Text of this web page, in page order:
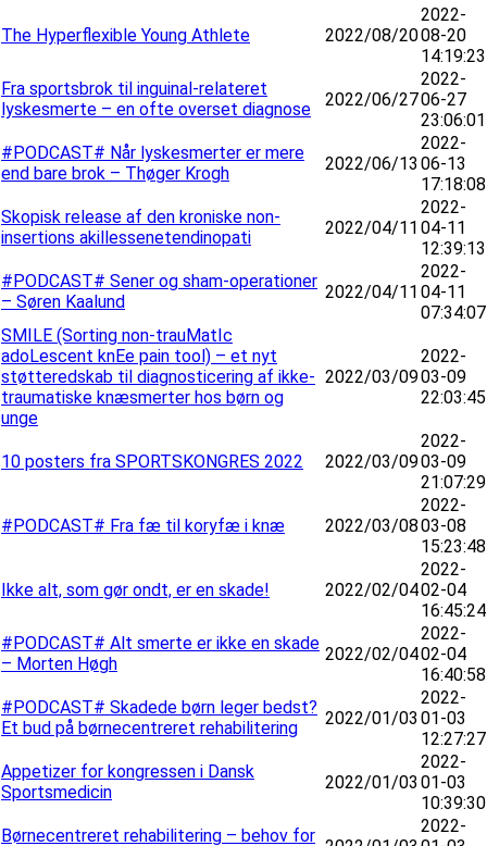
The Hyperflexible Young Athlete 2022/08/20
2022-
08-20
14:19:23
Fra sportsbrok til inguinal-relateret
lyskesmerte – en ofte overset diagnose
2022/06/27
2022-
06-27
23:06:01
#PODCAST# Når lyskesmerter er mere
end bare brok – Thøger Krogh
2022/06/13
2022-
06-13
17:18:08
Skopisk release af den kroniske non-
insertions akillessenetendinopati
2022/04/11
2022-
04-11
12:39:13
#PODCAST# Sener og sham-operationer
– Søren Kaalund
2022/04/11
2022-
04-11
07:34:07
SMILE (Sorting non-trauMatIc
adoLescent knEe pain tool) – et nyt
støtteredskab til diagnosticering af ikke-
traumatiske knæsmerter hos børn og
unge
2022/03/09
2022-
03-09
22:03:45
10 posters fra SPORTSKONGRES 2022 2022/03/09
2022-
03-09
21:07:29
#PODCAST# Fra fæ til koryfæ i knæ 2022/03/08
2022-
03-08
15:23:48
Ikke alt, som gør ondt, er en skade! 2022/02/04
2022-
02-04
16:45:24
#PODCAST# Alt smerte er ikke en skade
– Morten Høgh
2022/02/04
2022-
02-04
16:40:58
#PODCAST# Skadede børn leger bedst?
Et bud på børnecentreret rehabilitering
2022/01/03
2022-
01-03
12:27:27
Appetizer for kongressen i Dansk
Sportsmedicin
2022/01/03
2022-
01-03
10:39:30
Børnecentreret rehabilitering – behov for
2022-